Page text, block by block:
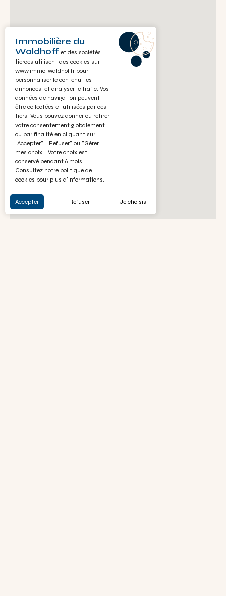
Immobilière du
Waldhoff et des sociétés
tierces utilisent des cookies sur
www.immo-waldhof.fr pour
personnaliser le contenu, les
annonces, et analyser le trafic. Vos
données de navigation peuvent
être collectées et utilisées par ces
tiers. Vous pouvez donner ou retirer
votre consentement globalement
ou par finalité en cliquant sur
"Accepter", "Refuser" ou "Gérer
mes choix". Votre choix est
conservé pendant 6 mois.
Consultez notre politique de
cookies pour plus d'informations.
Accepter Refuser Je choisis